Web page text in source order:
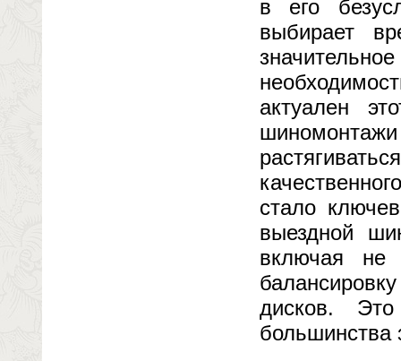
в его
выбирает
актуален
стало
выездной
включая не
дисков.
большинства